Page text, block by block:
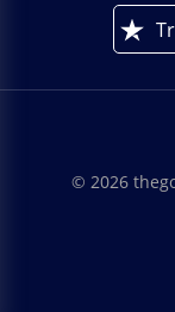
© 2026